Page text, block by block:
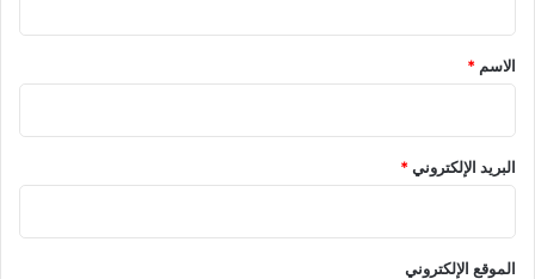
الاسم *
البريد الإلكتروني*
الموقع الإلكتروني